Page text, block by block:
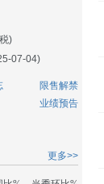
)
07-04)
限售解禁
业绩预告
更多>>